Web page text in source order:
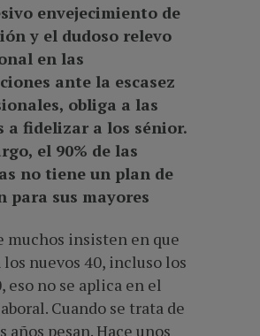
envejecimiento de
y el dudoso relevo
en las
ante la escasez
obliga a las
a fidelizar a los sénior.
el 90% de las
no tiene un plan de
para sus mayores
muchos insisten en que
los nuevos 40, incluso los
eso no se aplica en el
Cuando se trata de
años pesan. Hace unos